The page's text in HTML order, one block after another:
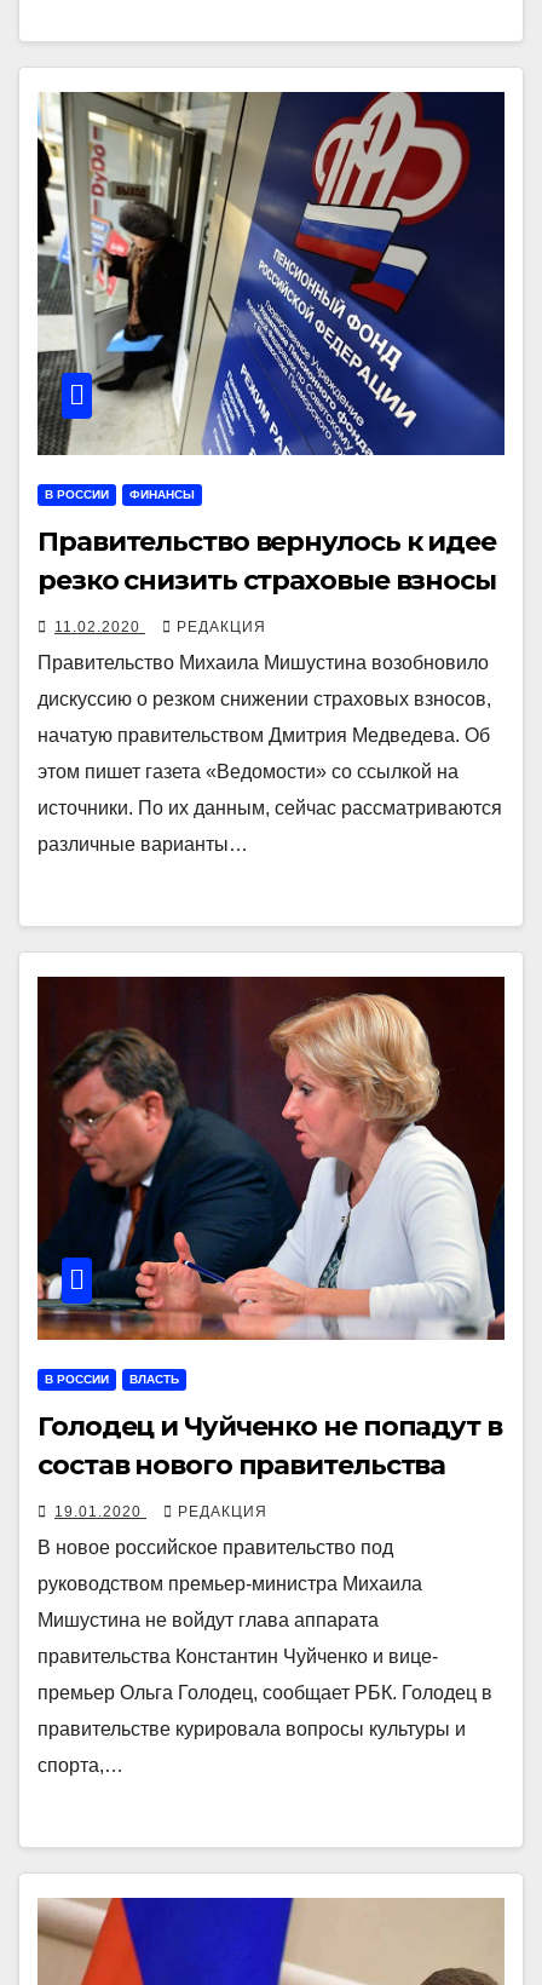
В РОССИИ ФИНАНСЫ
Правительство вернулось к идее
резко снизить страховые взносы
11.02.2020 РЕДАКЦИЯ
Правительство Михаила Мишустина возобновило
дискуссию о резком снижении страховых взносов,
начатую правительством Дмитрия Медведева. Об
этом пишет газета «Ведомости» со ссылкой на
источники. По их данным, сейчас рассматриваются
различные варианты…
В РОССИИ ВЛАСТЬ
Голодец и Чуйченко не попадут в
состав нового правительства
19.01.2020 РЕДАКЦИЯ
В новое российское правительство под
руководством премьер-министра Михаила
Мишустина не войдут глава аппарата
правительства Константин Чуйченко и вице-
премьер Ольга Голодец, сообщает РБК. Голодец в
правительстве курировала вопросы культуры и
спорта,…